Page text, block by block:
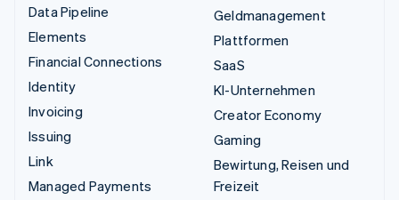
Data Pipeline
Elements
Financial Connections
Identity
Invoicing
Issuing
Link
Managed Payments
Geldmanagement
Plattformen
SaaS
KI-Unternehmen
Creator Economy
Gaming
Bewirtung, Reisen und
Freizeit